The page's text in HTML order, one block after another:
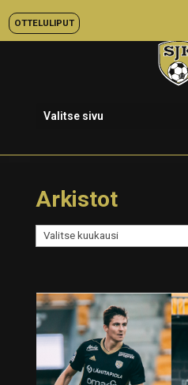
OTTELULIPUT
Valitse sivu
Arkistot
Arkistot